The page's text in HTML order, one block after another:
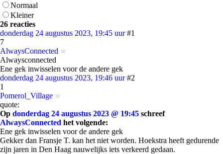
Normaal
Kleiner
26 reacties
donderdag 24 augustus 2023, 19:45 uur #1
7
AlwaysConnected
Alwaysconnected
Ene gek inwisselen voor de andere gek
donderdag 24 augustus 2023, 19:46 uur #2
1
Pomerol_Village
quote:
Op donderdag 24 augustus 2023 @ 19:45 schreef
AlwaysConnected het volgende:
Ene gek inwisselen voor de andere gek
Gekker dan Fransje T. kan het niet worden. Hoekstra heeft gedurende
zijn jaren in Den Haag nauwelijks iets verkeerd gedaan.